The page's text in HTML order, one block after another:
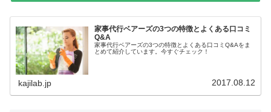
家事代行ベアーズの3つの特徴とよくある口コミ
Q&A
家事代行ベアーズの3つの特徴とよくある口コミQ&Aをま
とめて紹介しています。今すぐチェック！
kajilab.jp 2017.08.12